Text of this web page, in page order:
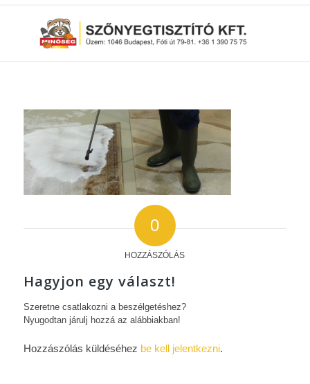
0
HOZZÁSZÓLÁS
Hagyjon egy választ!
Szeretne csatlakozni a beszélgetéshez?
Nyugodtan járulj hozzá az alábbiakban!
Hozzászólás küldéséhez be kell jelentkezni.